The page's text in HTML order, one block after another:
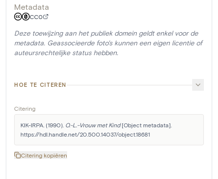
Metadata
CC0
Deze toewijzing aan het publiek domein geldt enkel voor de
metadata. Geassocieerde foto's kunnen een eigen licentie of
auteursrechtelijke status hebben.
HOE TE CITEREN
Citering
KIK-IRPA. (1990). O.-L.-Vrouw met Kind [Object metadata].
https://hdl.handle.net/20.500.14037/object.18681
Citering kopiëren